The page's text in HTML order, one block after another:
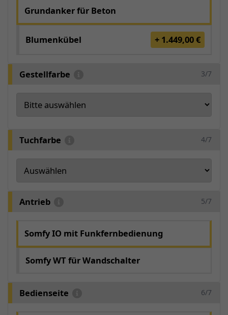
Grundanker für Beton
Blumenkübel + 1.449,00 €
Gestellfarbe 3/7
Tuchfarbe 4/7
Antrieb 5/7
Somfy IO mit Funkfernbedienung
Somfy WT für Wandschalter
Bedienseite 6/7